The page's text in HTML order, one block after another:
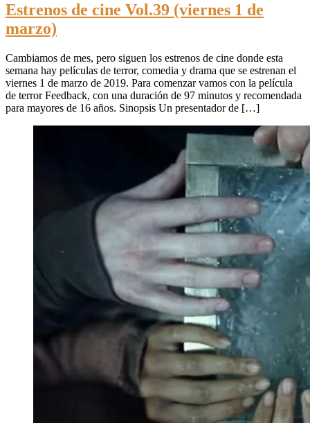
Estrenos de cine Vol.39 (viernes 1 de
marzo)
Cambiamos de mes, pero siguen los estrenos de cine donde esta
semana hay películas de terror, comedia y drama que se estrenan el
viernes 1 de marzo de 2019. Para comenzar vamos con la película
de terror Feedback, con una duración de 97 minutos y recomendada
para mayores de 16 años. Sinopsis Un presentador de […]